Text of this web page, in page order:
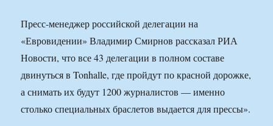
Пресс-менеджер российской делегации на
«Евровидении» Владимир Смирнов рассказал РИА
Новости, что все 43 делегации в полном составе
двинуться в Tonhalle, где пройдут по красной дорожке,
а снимать их будут 1200 журналистов — именно
столько специальных браслетов выдается для прессы».